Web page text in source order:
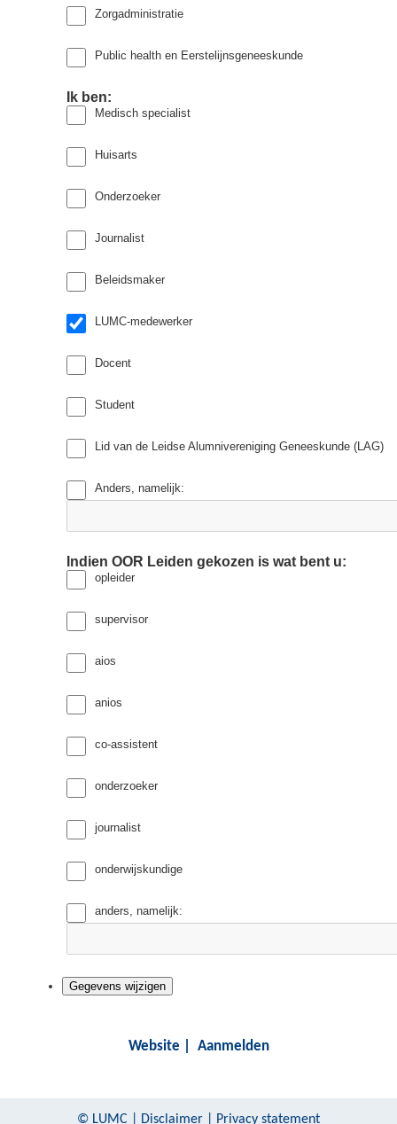
Zorgadministratie
Public health en Eerstelijnsgeneeskunde
Ik ben:
Medisch specialist
Huisarts
Onderzoeker
Journalist
Beleidsmaker
LUMC-medewerker
Docent
Student
Lid van de Leidse Alumnivereniging Geneeskunde (LAG)
Anders, namelijk:
Indien OOR Leiden gekozen is wat bent u:
opleider
supervisor
aios
anios
co-assistent
onderzoeker
journalist
onderwijskundige
anders, namelijk:
Website Aanmelden
© LUMC Disclaimer Privacy statement